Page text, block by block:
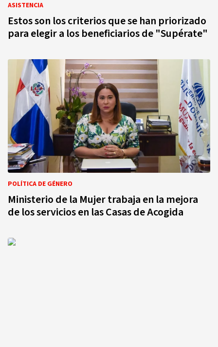
ASISTENCIA
Estos son los criterios que se han priorizado
para elegir a los beneficiarios de "Supérate"
POLÍTICA DE GÉNERO
Ministerio de la Mujer trabaja en la mejora
de los servicios en las Casas de Acogida